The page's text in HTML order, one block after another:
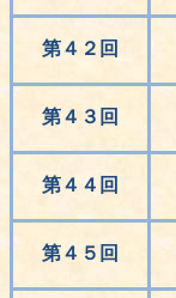
第４２回
第４３回
第４４回
第４５回